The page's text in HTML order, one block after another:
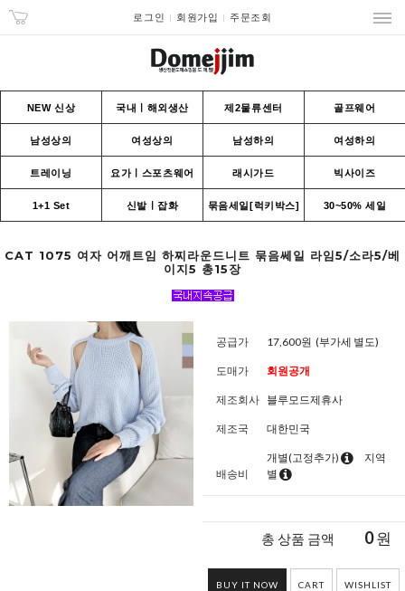
로그인 회원가입 주문조회
NEW 신상 국내ㅣ해외생산 제2물류센터 골프웨어
남성상의 여성상의 남성하의 여성하의
트레이닝 요가ㅣ스포츠웨어 래시가드 빅사이즈
1+1 Set 신발ㅣ잡화 묶음세일[럭키박스] 30~50% 세일
CAT 1075 여자 어깨트임 하찌라운드니트 묶음쎄일 라임5/소라5/베
이지5 총15장
공급가 17,600원 (부가세 별도)
도매가 회원공개
제조회사 블루모드제휴사
제조국 대한민국
배송비
개별(고정추가)
지역
별
총 상품 금액 0원
BUY IT NOW CART WISHLIST